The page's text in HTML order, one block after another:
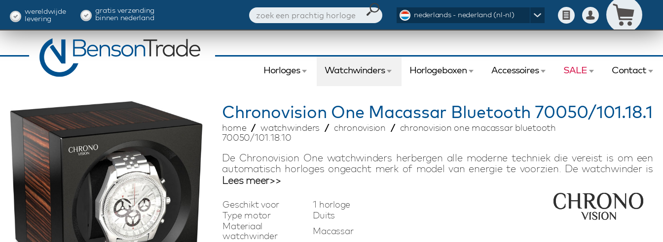
wereldwijde
levering
gratis verzending
binnen nederland nederlands - nederland (nl-nl)
Horloges Watchwinders Horlogeboxen Accessoires SALE Contact
Chronovision One Macassar Bluetooth 70050/
home watchwinders chronovision
chronovision one macassar bluetooth
70050/101.18.10
De Chronovision One watchwinders herbergen alle moderne techniek die vereist is om een
automatisch horloges ongeacht merk of model van energie te voorzien. De watchwinder is
compact en werkt ruim één jaar op een set C batterijen. De Chronovision One met bluetooth
is instelbaar via USB (PC) en telefoon. Met instelbare toeren, intelligente slaap functie en
speed winding is deze watchwinder van alle markten thuis. De Chronovision One watchwinder
is een Duits product dat staat voor functionaliteit en kwaliteit.
Lees meer>>
Geschikt voor
1 horloge
Type motor
Duits
Materiaal
watchwinder
Macassar